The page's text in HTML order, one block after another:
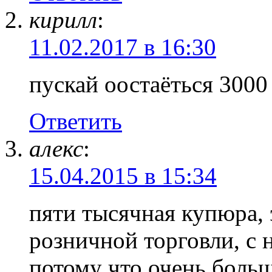
кирилл:
11.02.2017 в 16:30
пускай оостаёться
Ответить
алекс:
15.04.2015 в 15:34
пяти тысячная
розничной торговли, с